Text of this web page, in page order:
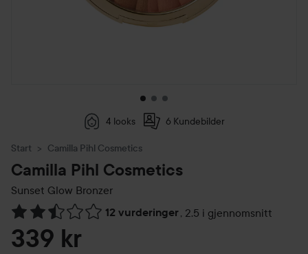
4 looks 6 Kundebilder
Start Camilla Pihl Cosmetics
Camilla Pihl Cosmetics
Sunset Glow Bronzer
12 vurderinger, 2.5 i gjennomsnitt
Gå til Vurderinger & anmeldelser
339 kr